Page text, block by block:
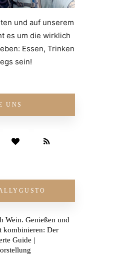
und auf unserem
es um die wirklich
Essen, Trinken
sein!
UNS
Wein. Genießen und
kombinieren: Der
Guide |